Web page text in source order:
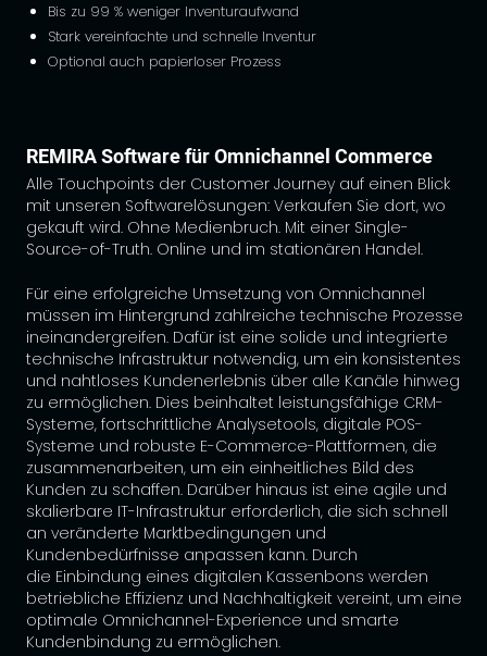
Bis zu 99 % weniger Inventuraufwand
Stark vereinfachte und schnelle Inventur
Optional auch papierloser Prozess
REMIRA Software für Omnichannel Commerce
Alle Touchpoints der Customer Journey auf einen Blick
mit unseren Softwarelösungen: Verkaufen Sie dort, wo
gekauft wird. Ohne Medienbruch. Mit einer Single-
Source-of-Truth. Online und im stationären Handel.
Für eine erfolgreiche Umsetzung von Omnichannel
müssen im Hintergrund zahlreiche technische Prozesse
ineinandergreifen. Dafür ist eine solide und integrierte
technische Infrastruktur notwendig, um ein konsistentes
und nahtloses Kundenerlebnis über alle Kanäle hinweg
zu ermöglichen. Dies beinhaltet leistungsfähige CRM-
Systeme, fortschrittliche Analysetools, digitale POS-
Systeme und robuste E-Commerce-Plattformen, die
zusammenarbeiten, um ein einheitliches Bild des
Kunden zu schaffen. Darüber hinaus ist eine agile und
skalierbare IT-Infrastruktur erforderlich, die sich schnell
an veränderte Marktbedingungen und
Kundenbedürfnisse anpassen kann. Durch
die Einbindung eines digitalen Kassenbons werden
betriebliche Effizienz und Nachhaltigkeit vereint, um eine
optimale Omnichannel-Experience und smarte
Kundenbindung zu ermöglichen.